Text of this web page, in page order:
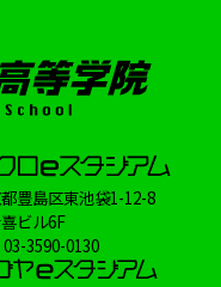
eスタジアム
タジアム
Shadowverse
制服
ンラインコース
豊島区東池袋1-12-8
ビル6F
03-3590-0130